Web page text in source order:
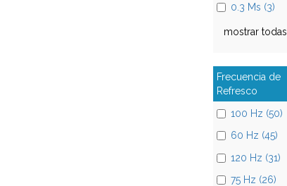
0.3 Ms (3)
mostrar todas
Frecuencia de
Refresco
100 Hz (50)
60 Hz (45)
120 Hz (31)
75 Hz (26)